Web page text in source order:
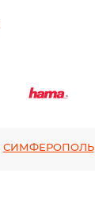
СИМФЕРОПОЛЬ